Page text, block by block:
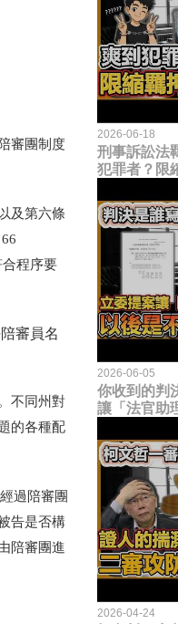
審團制度
及第六條
程序要
審員名
不同州對
的各種配
過陪審團
告是否構
陪審團進
2026-06-18
刑事訴訟法
犯罪者？限
2026-06-05
你收到的判
讓「法官助
2026-04-24